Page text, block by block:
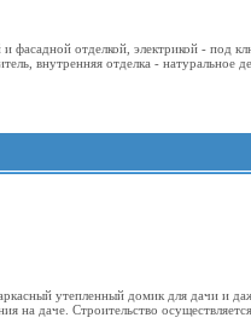
отделкой, электрикой - под
внутренняя отделка - натуральное
утепленный домик для дачи и
даче. Строительство